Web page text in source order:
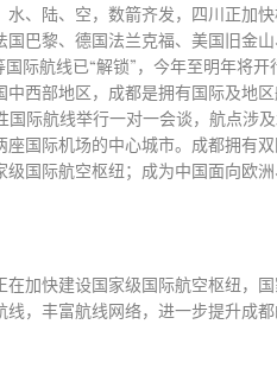
、陆、空，数箭齐发，四川正加
国巴黎、德国法兰克福、美国旧金
国际航线已“解锁”，今年至明年将开
西部地区，成都是拥有国际及地
国际航线举行一对一会谈，航点涉
国际机场的中心城市。 成都拥有
国际航空枢纽；成为中国面向欧
加快建设国家级国际航空枢纽，
，丰富航线网络，进一步提升成